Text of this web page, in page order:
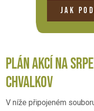
JAK
PLÁN AKCÍ NA
CHVALKOV
V níže připojeném